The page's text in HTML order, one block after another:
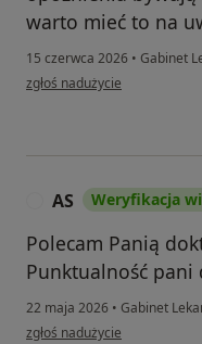
warto mieć to na
15 czerwca 2026 • Gabinet
w opinii użytkownika Dawid
zgłoś nadużycie
AS Weryfikacja
Polecam Panią
Punktualność
22 maja 2026 • Gabinet
w opinii użytkownika AS
zgłoś nadużycie